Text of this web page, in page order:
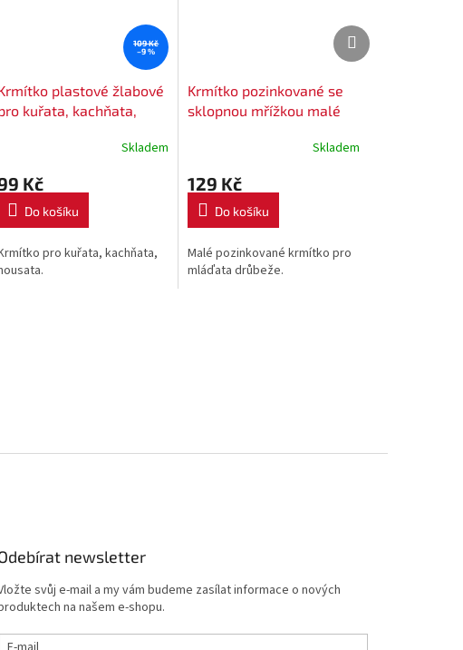
109 Kč
–9 %
plastové žlabové
kuřata, kachňata,
Skladem
Kč
Do košíku
pro kuřata, kachňata,
Krmítko pozinkované se
sklopnou mřížkou malé
Skladem
129 Kč
Do košíku
Malé pozinkované krmítko pro
mláďata drůbeže.
Další
produkt
Další
produkt
newsletter
svůj e-mail a my vám budeme zasílat informace o nových
na našem e-shopu.